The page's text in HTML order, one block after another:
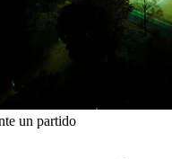
un partido